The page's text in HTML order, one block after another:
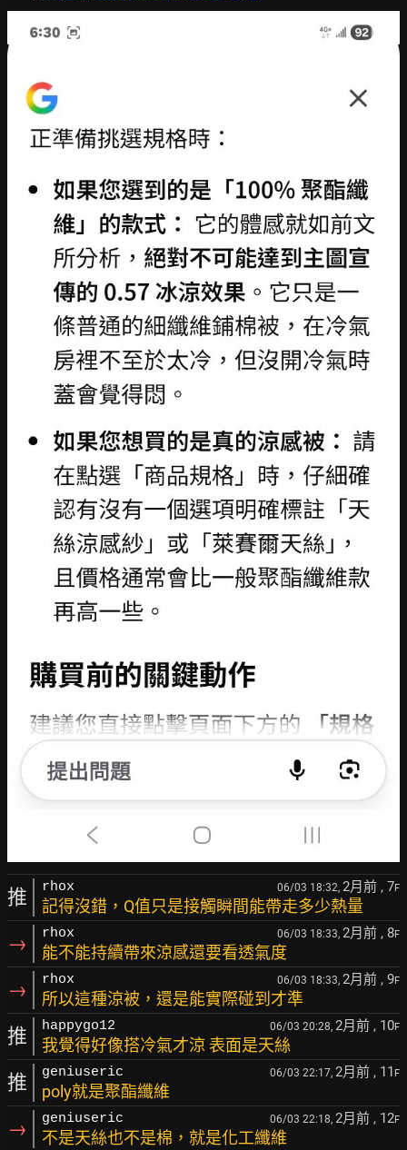
推 rhox 06/03 18:32, 2月前 , 7F
記得沒錯，Q值只是接觸瞬間能帶走多少熱量
→ rhox 06/03 18:33, 2月前 , 8F
能不能持續帶來涼感還要看透氣度
→ rhox 06/03 18:33, 2月前 , 9F
所以這種涼被，還是能實際碰到才準
推 happygo12 06/03 20:28, 2月前 , 10F
我覺得好像搭冷氣才涼 表面是天絲
推 geniuseric 06/03 22:17, 2月前 , 11 F
poly就是聚酯纖維
→ geniuseric 06/03 22:18, 2月前 , 12F
不是天絲也不是棉，就是化工纖維